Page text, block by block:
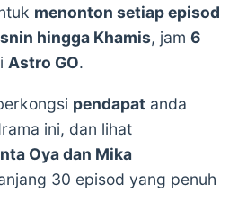
menonton setiap episod
hingga Khamis, jam 6
Astro GO.
pendapat anda
ini, dan lihat
Oya dan Mika
30 episod yang penuh